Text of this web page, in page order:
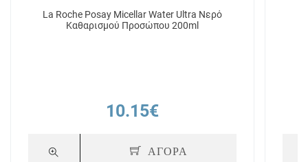
La Roche Posay Micellar Water Ultra Νερό
Καθαρισμού Προσώπου 200ml
10.15€
ΑΓΟΡΑ